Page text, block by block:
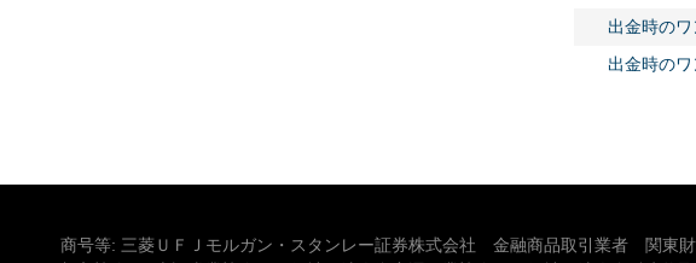
出金時のワ
出金時のワ
商号等: 三菱ＵＦＪモルガン・スタンレー証券株式会社 金融商品取引業者 関東